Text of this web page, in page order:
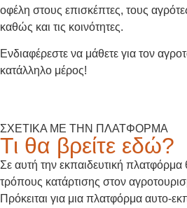
οφέλη στους επισκέπτες, τους
καθώς και τις κοινότητες.
Ενδιαφέρεστε να μάθετε για τον
κατάλληλο μέρος!
ΣΧΕΤΙΚΑ ΜΕ ΤΗΝ ΠΛΑΤΦΟΡΜΑ
Τι θα βρείτε εδώ?
Σε αυτή την εκπαιδευτική πλατφόρμα
τρόπους κατάρτισης στον
Πρόκειται για μια πλατφόρμα αυτο-